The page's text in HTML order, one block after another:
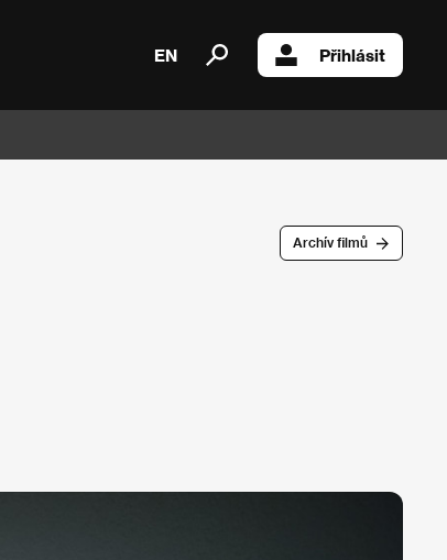
EN Přihlásit
Archív filmů